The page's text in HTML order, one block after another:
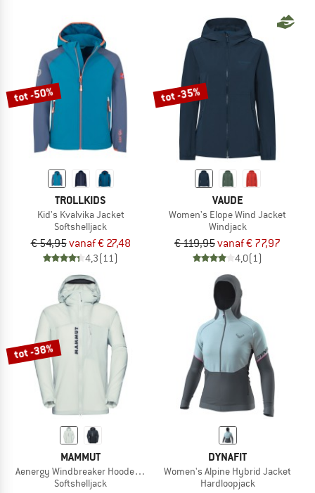
tot -50%
TROLLKIDS
Kid's Kvalvika Jacket
Softshelljack
€ 54,95vanaf € 27,48
4,3(11)
tot -35%
VAUDE
Women's Elope Wind Jacket
Windjack
€ 119,95vanaf € 77,97
4,0(1)
tot -38%
MAMMUT
Aenergy Windbreaker Hooded Jacket
Softshelljack
DYNAFIT
Women's Alpine Hybrid Jacket
Hardloopjack